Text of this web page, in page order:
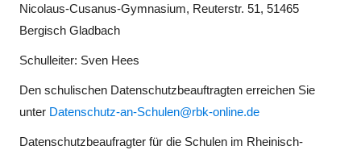
Nicolaus-Cusanus-Gymnasium, Reuterstr. 51, 51465
Bergisch Gladbach
Schulleiter: Sven Hees
Den schulischen Datenschutzbeauftragten erreichen Sie
unter Datenschutz-an-Schulen@rbk-online.de
Datenschutzbeaufragter für die Schulen im Rheinisch-